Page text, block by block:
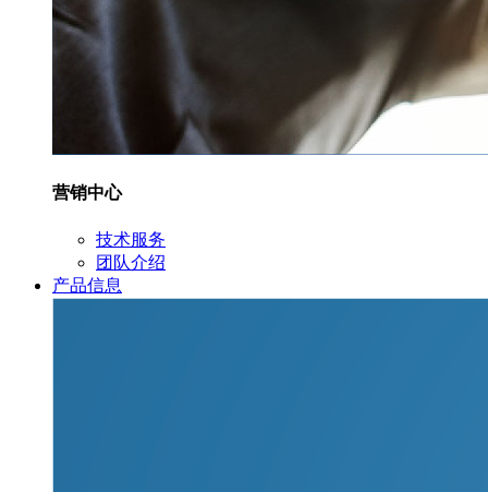
营销中心
技术服务
团队介绍
产品信息